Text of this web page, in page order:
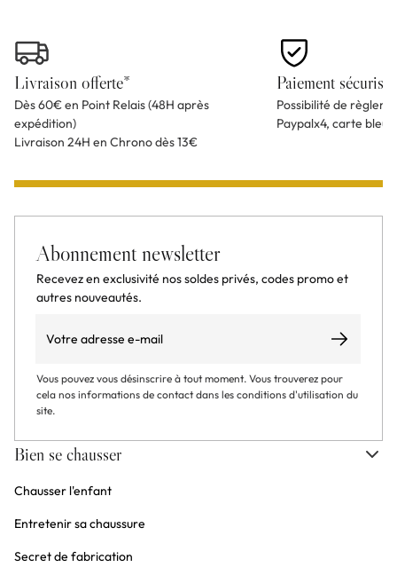
Livraison offerte*
Dès 60€ en Point Relais (48H après
expédition)
Livraison 24H en Chrono dès 13€
Paiement sécurisé
Possibilité de
Paypalx4, carte
Abonnement newsletter
Recevez en exclusivité nos soldes privés, codes promo et
autres nouveautés.
S’abonner
Vous pouvez vous désinscrire à tout moment. Vous trouverez pour
cela nos informations de contact dans les conditions d'utilisation du
site.
Bien se chausser
Chausser l'enfant
Entretenir sa chaussure
Secret de fabrication